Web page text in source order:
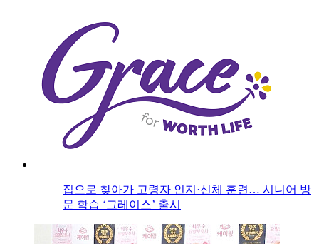
집으로 찾아가 고령자 인지·신체 훈련… 시니어 방
문 학습 ‘그레이스’ 출시